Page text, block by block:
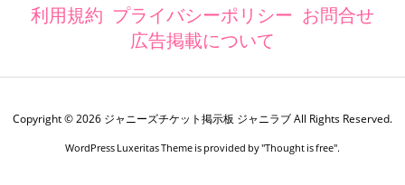
利用規約 プライバシーポリシー お問合せ
広告掲載について
Copyright ©2026 ジャニーズチケット掲示板 ジャニラブAll Rights Reserved.
WordPress Luxeritas Theme is provided by "Thought is free".